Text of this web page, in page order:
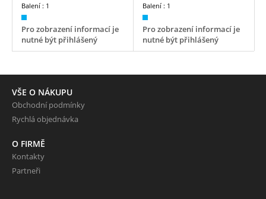
Balení : 1
Pro zobrazení informací je
nutné být přihlášený
Balení : 1
Pro zobrazení informací je
nutné být přihlášený
VŠE O NÁKUPU
Obchodní podmínky
Rychlá objednávka
O FIRMĚ
Kontakty
Partneři